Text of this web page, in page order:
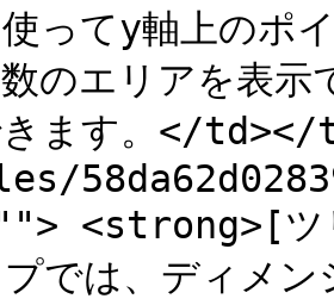
ってy軸上のポ
のエリアを表
きます。</
<strong>[ツ
では、ディメ